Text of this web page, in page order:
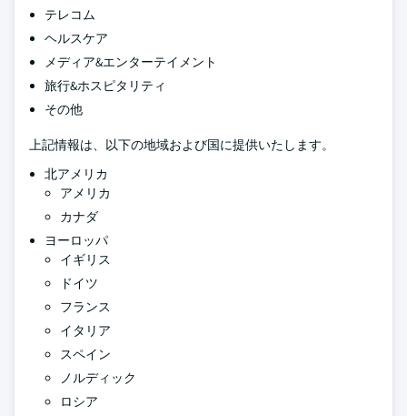
テレコム
ヘルスケア
メディア&エンターテイメント
旅行&ホスピタリティ
その他
上記情報は、以下の地域および国に提供いたします。
北アメリカ
アメリカ
カナダ
ヨーロッパ
イギリス
ドイツ
フランス
イタリア
スペイン
ノルディック
ロシア